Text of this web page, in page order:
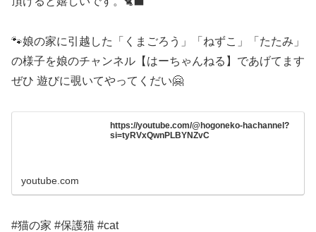
🐾娘の家に引越した「くまごろう」「ねずこ」「たたみ」
の様子を娘のチャンネル【はーちゃんねる】であげてます
ぜひ 遊びに覗いてやってくだい🤗
https://youtube.com/@hogoneko-hachannel?
si=tyRVxQwnPLBYNZvC
youtube.com
#猫の家 #保護猫 #cat